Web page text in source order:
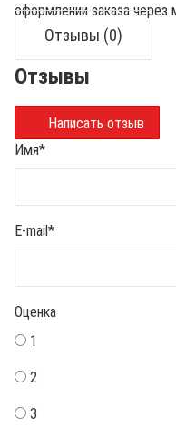
оформлении заказа
Отзывы (0)
Отзывы
Написать отзыв
Имя*
E-mail*
Оценка
1
2
3